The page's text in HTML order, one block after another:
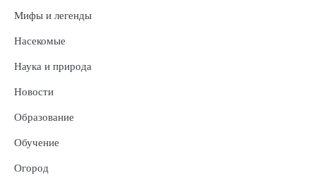
Мифы и легенды
Насекомые
Наука и природа
Новости
Образование
Обучение
Огород